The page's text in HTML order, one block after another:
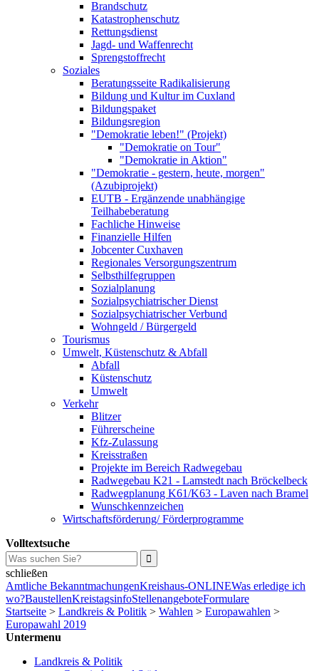
Brandschutz
Katastrophenschutz
Rettungsdienst
Jagd- und Waffenrecht
Sprengstoffrecht
Soziales
Beratungsseite Radikalisierung
Bildung und Kultur im Cuxland
Bildungspaket
Bildungsregion
"Demokratie leben!" (Projekt)
"Demokratie on Tour"
"Demokratie in Aktion"
"Demokratie - gestern, heute, morgen"
(Azubiprojekt)
EUTB - Ergänzende unabhängige
Teilhabeberatung
Fachliche Hinweise
Finanzielle Hilfen
Jobcenter Cuxhaven
Regionales Versorgungszentrum
Selbsthilfegruppen
Sozialplanung
Sozialpsychiatrischer Dienst
Sozialpsychiatrischer Verbund
Wohngeld / Bürgergeld
Tourismus
Umwelt, Küstenschutz & Abfall
Abfall
Küstenschutz
Umwelt
Verkehr
Blitzer
Führerscheine
Kfz-Zulassung
Kreisstraßen
Projekte im Bereich Radwegebau
Radwegebau K21 - Lamstedt nach Bröckelbeck
Radwegplanung K61/K63 - Laven nach Bramel
Wunschkennzeichen
Wirtschaftsförderung/ Förderprogramme
Volltextsuche
schließen
Amtliche BekanntmachungenKreishaus-ONLINEWas erledige ich
wo?BaustellenKreistagsinfoStellenangeboteFormulare
Startseite > Landkreis & Politik > Wahlen > Europawahlen >
Europawahl 2019
Untermenu
Landkreis & Politik